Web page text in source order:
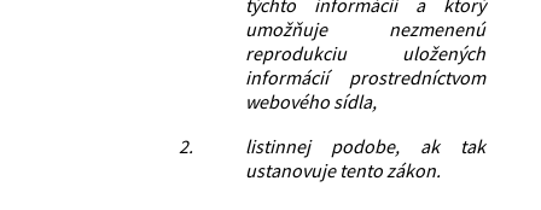
umožňuje nezmenenú
reprodukciu uložených
informácií prostredníctvom
webového sídla,
2.
listinnej podobe, ak tak
ustanovuje tento zákon.